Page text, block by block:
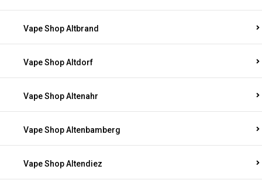
Vape Shop Altbrand
Vape Shop Altdorf
Vape Shop Altenahr
Vape Shop Altenbamberg
Vape Shop Altendiez